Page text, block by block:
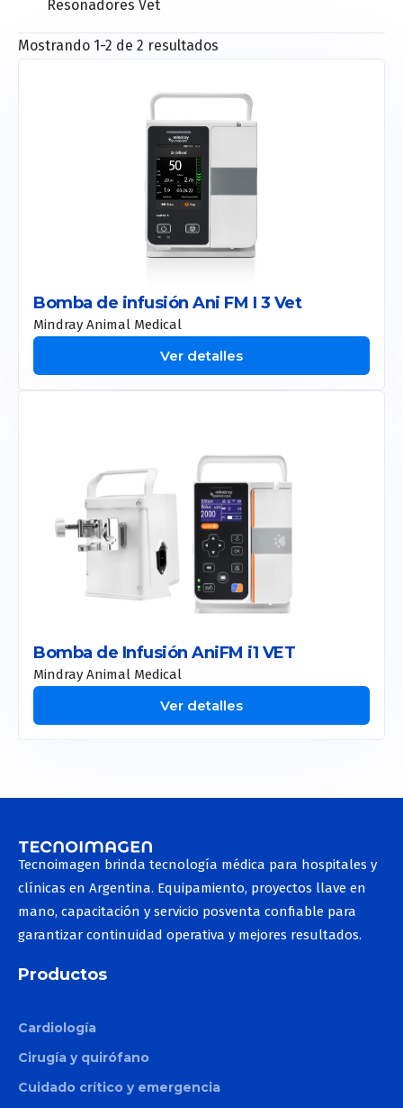
Sistemas de endoscopía
Motus Pro
Thermage
Duo Glide
Etherea
Smart Pico
Onda Pro
Coolsculpting
CM Slim
Resonadores Vet
Mostrando 1-2 de 2 resultados
Bomba de infusión Ani FM I 3 Vet
Mindray Animal Medical
Ver detalles
Bomba de Infusión AniFM i1 VET
Mindray Animal Medical
Ver detalles
Tecnoimagen brinda tecnología médica para hospitales y
clínicas en Argentina. Equipamiento, proyectos llave en
mano, capacitación y servicio posventa confiable para
garantizar continuidad operativa y mejores resultados.
Productos
Cardiología
Cirugía y quirófano
Cuidado crítico y emergencia